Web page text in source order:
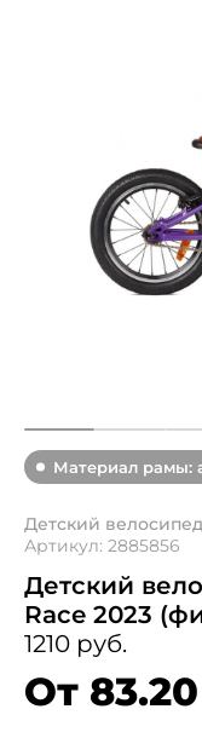
Материал рамы:
Детский велосипед
Артикул: 2885856
Детский
Race 2023
1210 руб.
От